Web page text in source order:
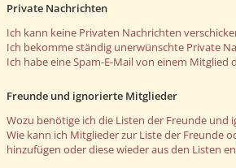
Private Nachrichten
Ich kann keine Privaten Nachrichten
Ich bekomme ständig unerwünschte Private
Ich habe eine Spam-E-Mail von einem Mitglied
Freunde und ignorierte Mitglieder
Wozu benötige ich die Listen der Freunde und
Wie kann ich Mitglieder zur Liste der Freunde
hinzufügen oder diese wieder aus den Listen